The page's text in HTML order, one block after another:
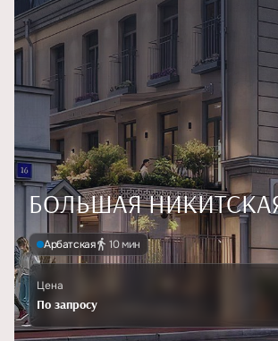
БОЛЬШАЯ
Арбатская 10 мин
Цена
По запросу